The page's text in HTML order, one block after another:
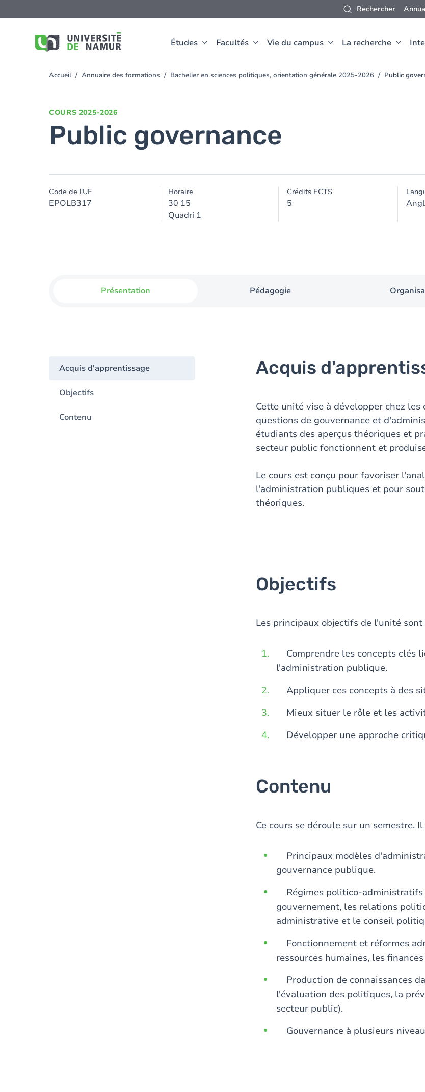
Rechercher
Études Facultés Vie du campus La recherche
au
You
Accueil Annuaire des formations Bachelier en sciences politiques, orientation générale 2025-2026 Public
COURS 2025-2026
Public governance
Code de l'UE
EPOLB317
Horaire
30 15
Quadri 1
Crédits ECTS
5
Présentation Pédagogie
Acquis d'apprentissage
Objectifs
Contenu
Acquis
Cette unité vise à développer chez
questions de gouvernance et
étudiants des aperçus théoriques et
secteur public fonctionnent et
Le cours est conçu pour favoriser
l'administration publiques et pour
théoriques.
Objectifs
Les principaux objectifs de l'unité
Comprendre les concepts clés
l'administration publique.
Appliquer ces concepts à des
Mieux situer le rôle et les
Développer une approche
Contenu
Ce cours se déroule sur un semestre.
Principaux modèles
gouvernance publique.
Régimes politico-administratifs
gouvernement, les relations
administrative et le conseil
Fonctionnement et réformes
ressources humaines, les
Production de connaissances
l'évaluation des politiques, la
secteur public).
Gouvernance à plusieurs